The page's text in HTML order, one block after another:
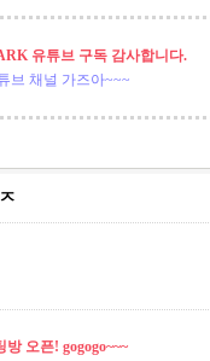
유튜브 구독 감사합니다.
브 채널 가즈아~~~
오픈! gogogo~~~